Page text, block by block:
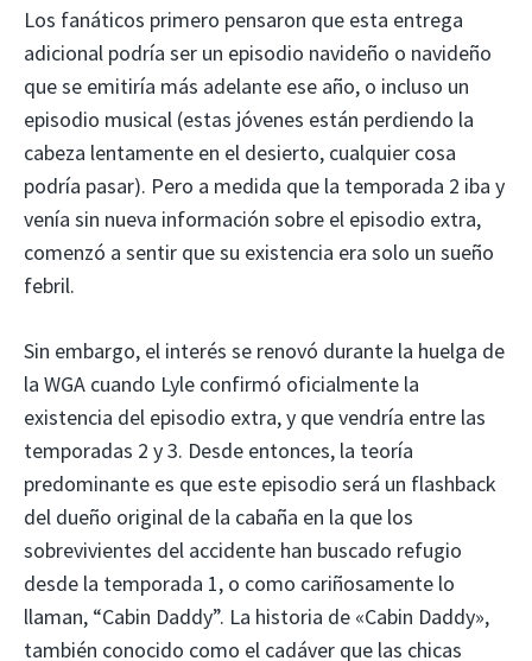
Los fanáticos primero pensaron que esta entrega
adicional podría ser un episodio navideño o navideño
que se emitiría más adelante ese año, o incluso un
episodio musical (estas jóvenes están perdiendo la
cabeza lentamente en el desierto, cualquier cosa
podría pasar). Pero a medida que la temporada 2 iba y
venía sin nueva información sobre el episodio extra,
comenzó a sentir que su existencia era solo un sueño
febril.
Sin embargo, el interés se renovó durante la huelga de
la WGA cuando Lyle confirmó oficialmente la
existencia del episodio extra, y que vendría entre las
temporadas 2 y 3. Desde entonces, la teoría
predominante es que este episodio será un flashback
del dueño original de la cabaña en la que los
sobrevivientes del accidente han buscado refugio
desde la temporada 1, o como cariñosamente lo
llaman, “Cabin Daddy”. La historia de «Cabin Daddy»,
también conocido como el cadáver que las chicas